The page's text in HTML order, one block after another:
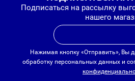
Подписаться на рассылку
нашего
Нажимая кнопку «Отправить», Вы
обработку персональных данных и